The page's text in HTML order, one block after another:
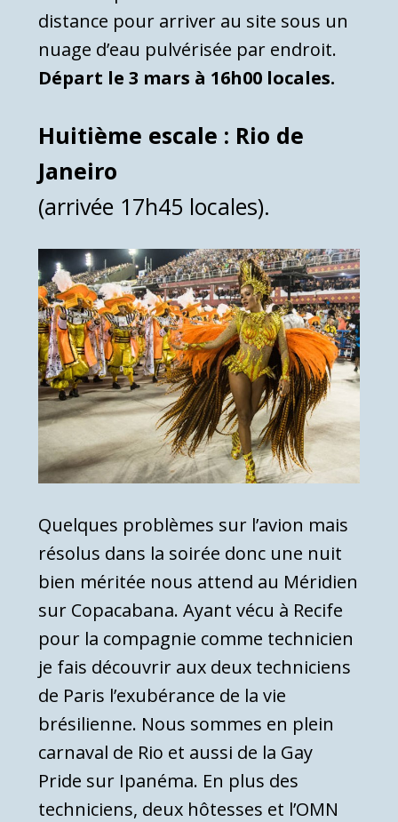
distance pour arriver au site sous un
nuage d’eau pulvérisée par endroit.
Départ le 3 mars à 16h00 locales.
Huitième escale : Rio de
Janeiro
(arrivée 17h45 locales).
Quelques problèmes sur l’avion mais
résolus dans la soirée donc une nuit
bien méritée nous attend au Méridien
sur Copacabana. Ayant vécu à Recife
pour la compagnie comme technicien
je fais découvrir aux deux techniciens
de Paris l’exubérance de la vie
brésilienne. Nous sommes en plein
carnaval de Rio et aussi de la Gay
Pride sur Ipanéma. En plus des
techniciens, deux hôtesses et l’OMN